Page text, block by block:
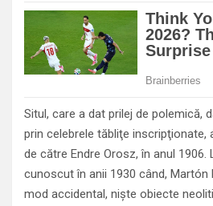
Situl, care a dat prilej de polemică,
prin celebrele tăbliţe inscripţionate,
de către Endre Orosz, în anul 1906.
cunoscut în anii 1930 când, Martón
mod accidental, nişte obiecte